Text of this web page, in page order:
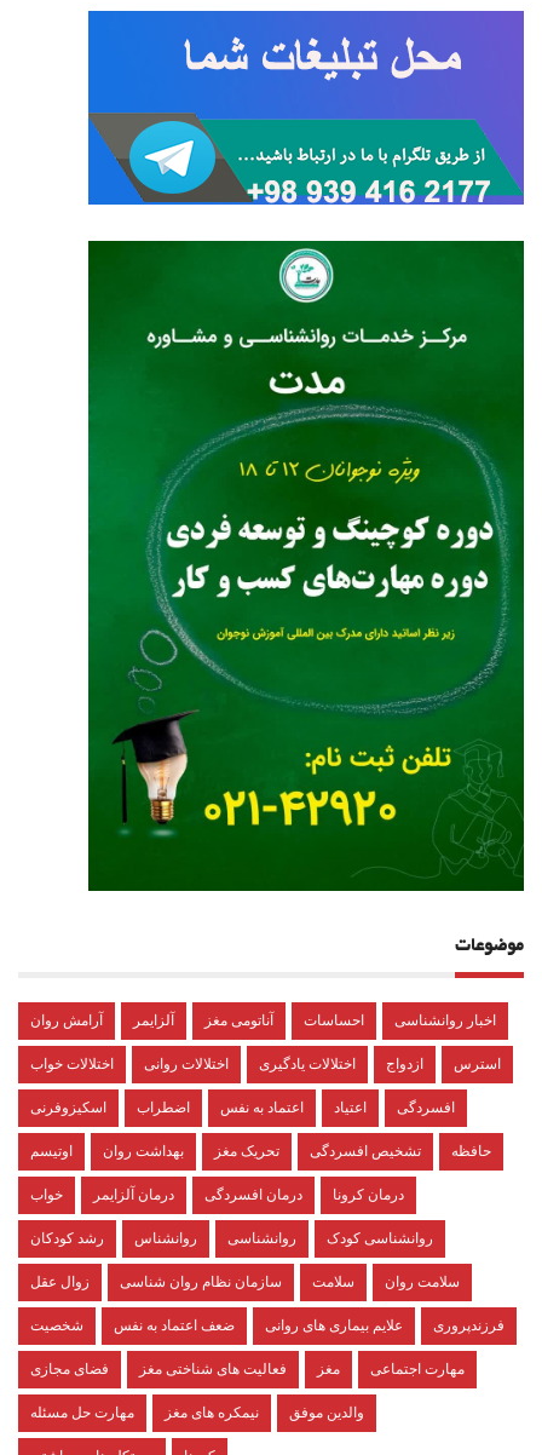
موضوعات
آرامش روان آلزایمر آناتومی مغز احساسات اخبار روانشناسی
اختلالات خواب اختلالات روانی اختلالات یادگیری ازدواج استرس
اسکیزوفرنی اضطراب اعتماد به نفس اعتیاد افسردگی
اوتیسم بهداشت روان تحریک مغز تشخیص افسردگی حافظه
خواب درمان آلزایمر درمان افسردگی درمان کرونا
رشد کودکان روانشناس روانشناسی روانشناسی کودک
زوال عقل سازمان نظام روان شناسی سلامت سلامت روان
شخصیت ضعف اعتماد به نفس علایم بیماری های روانی فرزندپروری
فضای مجازی فعالیت های شناختی مغز مغز مهارت اجتماعی
مهارت حل مسئله نیمکره های مغز والدین موفق